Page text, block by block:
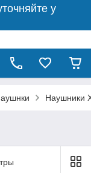
у
Наушники